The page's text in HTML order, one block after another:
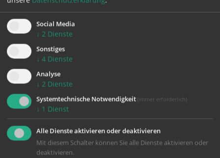
Impressum
Social Media
↓ 2 Dienste
Sonstiges
↓ 4 Dienste
Analyse
↓ 2 Dienste
Systemtechnische Notwendigkeit (immer erforderlich)
↓ 1 Dienst
Alle Dienste aktivieren oder deaktivieren
Mit diesem Schalter können Sie alle Dienste aktivieren oder
deaktivieren.